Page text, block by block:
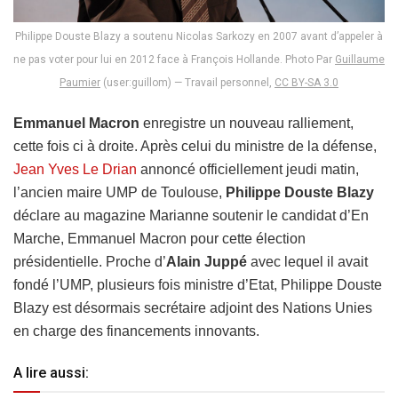
Philippe Douste Blazy a soutenu Nicolas Sarkozy en 2007 avant d’appeler à
ne pas voter pour lui en 2012 face à François Hollande. Photo Par Guillaume
Paumier (user:guillom) — Travail personnel , CC BY-SA 3.0
Emmanuel Macron enregistre un nouveau ralliement,
cette fois ci à droite. Après celui du ministre de la défense,
Jean Yves Le Drian annoncé officiellement jeudi matin,
l’ancien maire UMP de Toulouse, Philippe Douste Blazy
déclare au magazine Marianne soutenir le candidat d’En
Marche, Emmanuel Macron pour cette élection
présidentielle. Proche d’Alain Juppé avec lequel il avait
fondé l’UMP, plusieurs fois ministre d’Etat, Philippe Douste
Blazy est désormais secrétaire adjoint des Nations Unies
en charge des financements innovants.
A lire aussi: